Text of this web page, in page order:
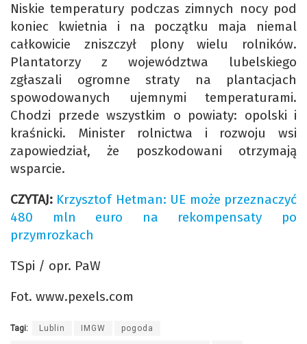
Niskie temperatury podczas zimnych nocy pod
koniec kwietnia i na początku maja niemal
całkowicie zniszczył plony wielu rolników.
Plantatorzy z województwa lubelskiego
zgłaszali ogromne straty na plantacjach
spowodowanych ujemnymi temperaturami.
Chodzi przede wszystkim o powiaty: opolski i
kraśnicki. Minister rolnictwa i rozwoju wsi
zapowiedział, że poszkodowani otrzymają
wsparcie.
CZYTAJ: Krzysztof Hetman: UE może przeznaczyć
480 mln euro na rekompensaty po
przymrozkach
TSpi / opr. PaW
Fot. www.pexels.com
Tagi: Lublin IMGW pogoda